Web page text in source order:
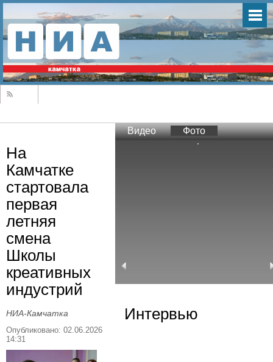
На
Камчатке
стартовала
первая
летняя
смена
Школы
креативных
индустрий
НИА-Камчатка
Опубликовано: 02.06.2026
14:31
Видео Фото
Интервью